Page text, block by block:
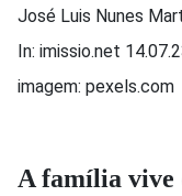
José Luis Nunes
In: imissio.net
imagem: pexels.com
A família vive